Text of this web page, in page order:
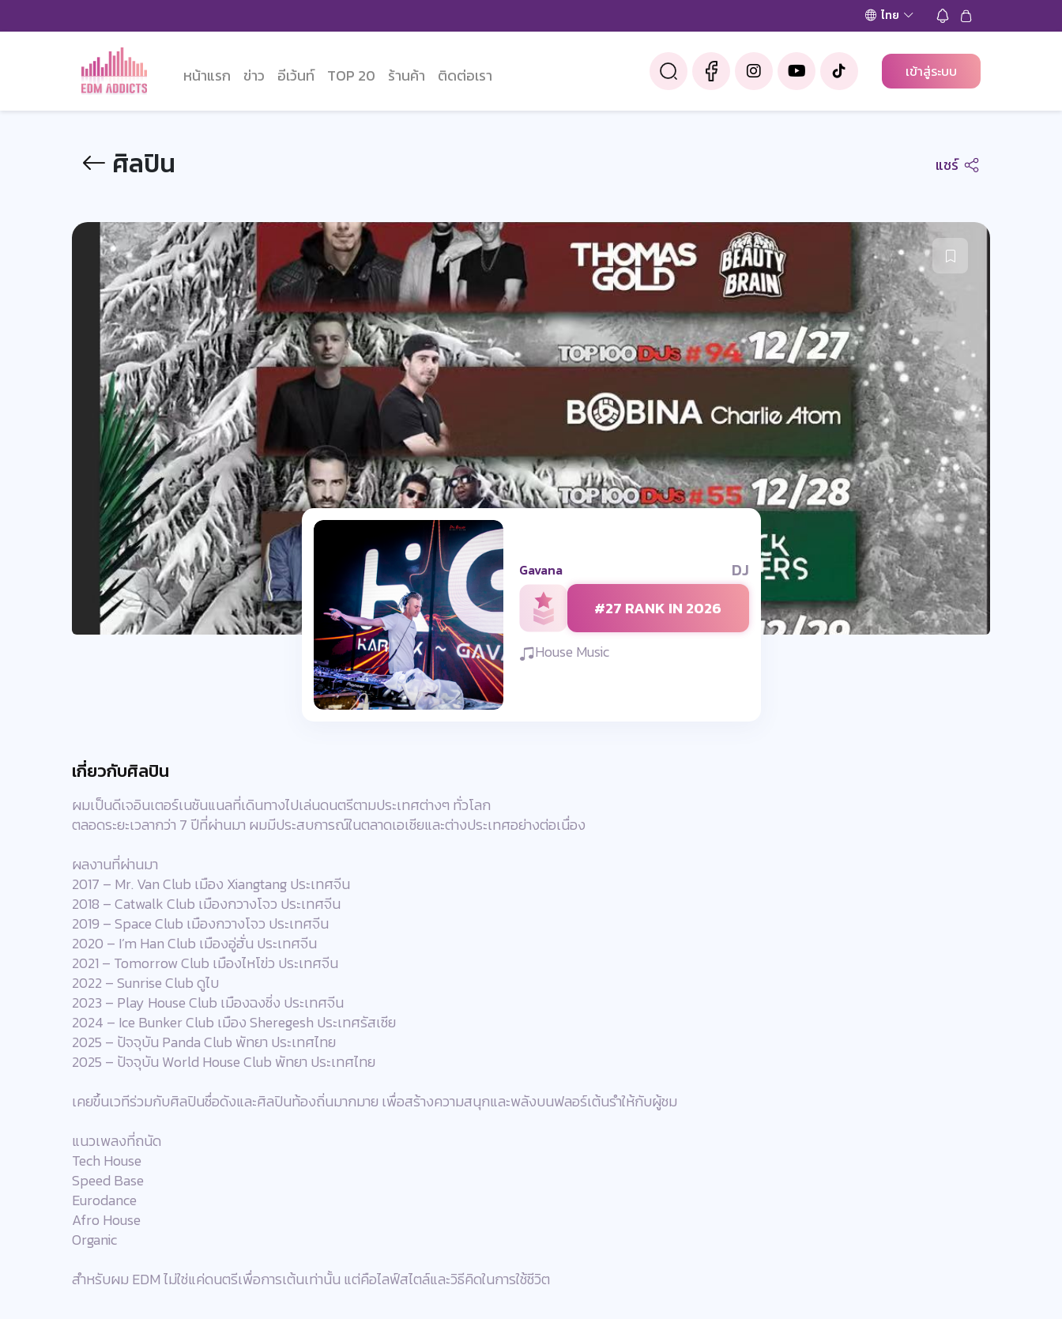
ไทย
หน้าแรก ข่าว อีเว้นท์ TOP 20 ร้านค้า ติดต่อเรา เข้าสู่ระบบ
ศิลปิน แชร์
Gavana DJ
#27 RANK IN 2026
House Music
เกี่ยวกับศิลปิน
ผมเป็นดีเจอินเตอร์เนชันแนลที่เดินทางไปเล่นดนตรีตามประเทศต่างๆ ทั่วโลก
ตลอดระยะเวลากว่า 7 ปีที่ผ่านมา ผมมีประสบการณ์ในตลาดเอเชียและต่างประเทศอย่างต่อเนื่อง
ผลงานที่ผ่านมา
2017 – Mr. Van Club เมือง Xiangtang ประเทศจีน
2018 – Catwalk Club เมืองกวางโจว ประเทศจีน
2019 – Space Club เมืองกวางโจว ประเทศจีน
2020 – I’m Han Club เมืองอู่ฮั่น ประเทศจีน
2021 – Tomorrow Club เมืองไหโข่ว ประเทศจีน
2022 – Sunrise Club ดูไบ
2023 – Play House Club เมืองฉงชิ่ง ประเทศจีน
2024 – Ice Bunker Club เมือง Sheregesh ประเทศรัสเซีย
2025 – ปัจจุบัน Panda Club พัทยา ประเทศไทย
2025 – ปัจจุบัน World House Club พัทยา ประเทศไทย
เคยขึ้นเวทีร่วมกับศิลปินชื่อดังและศิลปินท้องถิ่นมากมาย เพื่อสร้างความสนุกและพลังบนฟลอร์เต้นรำให้กับผู้ชม
แนวเพลงที่ถนัด
Tech House
Speed Base
Eurodance
Afro House
Organic
สำหรับผม EDM ไม่ใช่แค่ดนตรีเพื่อการเต้นเท่านั้น แต่คือไลฟ์สไตล์และวิธีคิดในการใช้ชีวิต